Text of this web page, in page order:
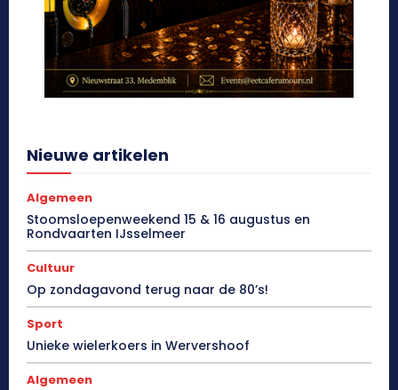
Nieuwe artikelen
Algemeen
Stoomsloepenweekend 15 & 16 augustus en
Rondvaarten IJsselmeer
Cultuur
Op zondagavond terug naar de 80’s!
Sport
Unieke wielerkoers in Wervershoof
Algemeen